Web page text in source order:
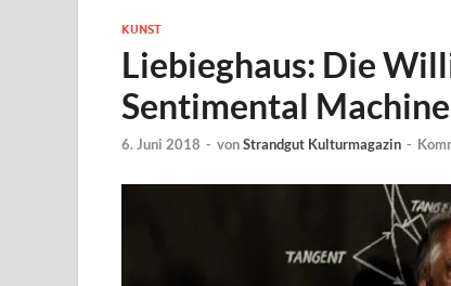
KUNST
Liebieghaus: Die
Sentimental
6. Juni 2018 - vonStrandgut Kulturmagazin -